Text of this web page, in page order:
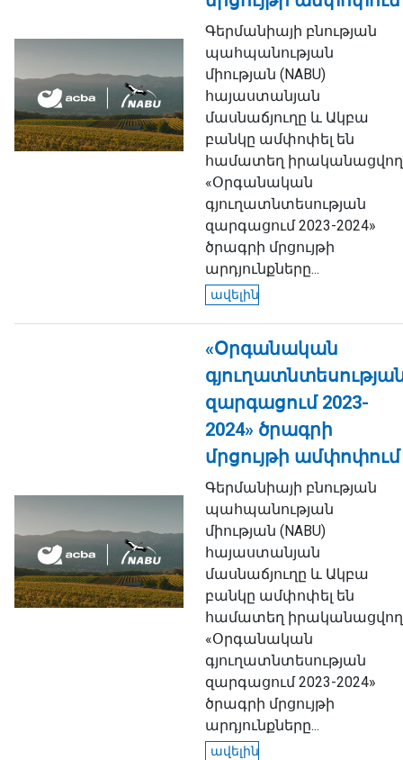
Գերմանիայի բնության
պահպանության
միության (NABU)
հայաստանյան
մասնաճյուղը և Ակբա
բանկը ամփոփել են
համատեղ իրականացվող
«Օրգանական
գյուղատնտեսության
զարգացում 2023-2024»
ծրագրի մրցույթի
արդյունքները...
ավելին
«Օրգանական
զարգացում 2023-
2024» ծրագրի
մրցույթի ամփոփում
Գերմանիայի բնության
պահպանության
միության (NABU)
հայաստանյան
մասնաճյուղը և Ակբա
բանկը ամփոփել են
համատեղ իրականացվող
«Օրգանական
գյուղատնտեսության
զարգացում 2023-2024»
ծրագրի մրցույթի
արդյունքները...
ավելին